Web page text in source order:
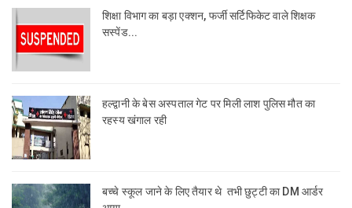
शिक्षा विभाग का बड़ा एक्शन, फर्जी सर्टिफिकेट वाले शिक्षक
सस्पेंड...
हल्द्वानी के बेस अस्पताल गेट पर मिली लाश पुलिस मौत का
रहस्य खंगाल रही
बच्चे स्कूल जाने के लिए तैयार थे तभी छुट्टी का DM आर्डर